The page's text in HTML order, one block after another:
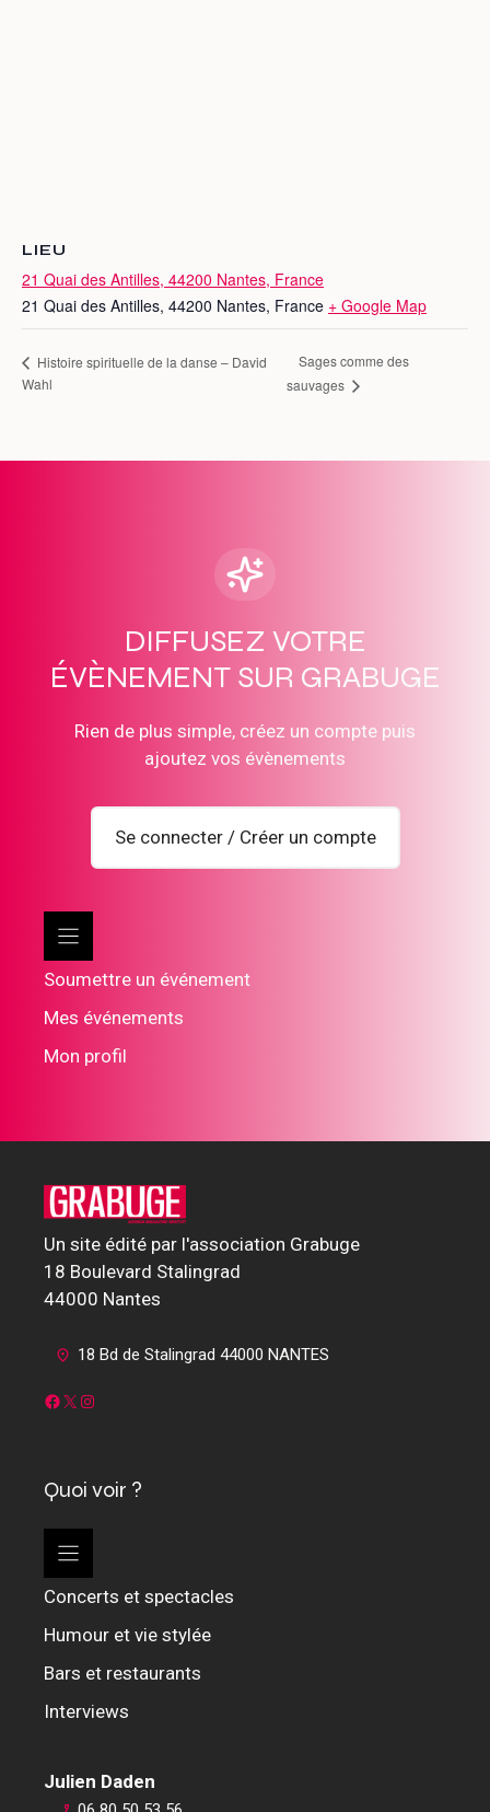
LIEU
21 Quai des Antilles, 44200 Nantes, France
21 Quai des Antilles, 44200 Nantes, France + Google Map
Histoire spirituelle de la danse – David
Wahl
Sages comme des
sauvages
DIFFUSEZ VOTRE
ÉVÈNEMENT SUR GRABUGE
Rien de plus simple, créez un compte puis
ajoutez vos évènements
Se connecter / Créer un compte
Soumettre un événement
Mes événements
Mon profil
Un site édité par l'association Grabuge
18 Boulevard Stalingrad
44000 Nantes
18 Bd de Stalingrad 44000 NANTES
Facebook
X Instagram
Quoi voir ?
Concerts et spectacles
Humour et vie stylée
Bars et restaurants
Interviews
Julien Daden